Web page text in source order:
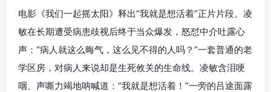
电影《我们一起摇太阳》释出“我就是想活着”正片片段。凌
敏在长期遭受病患歧视后终于当众爆发，怒怼中介吐露心
声：“病人就这么晦气，这么见不得的人吗？”一套普通的老
学区房，对病人来说却是生死攸关的生命线。凌敏含泪哽
咽、声嘶力竭地呐喊道：“我就是想活着！”一旁的吕途面露